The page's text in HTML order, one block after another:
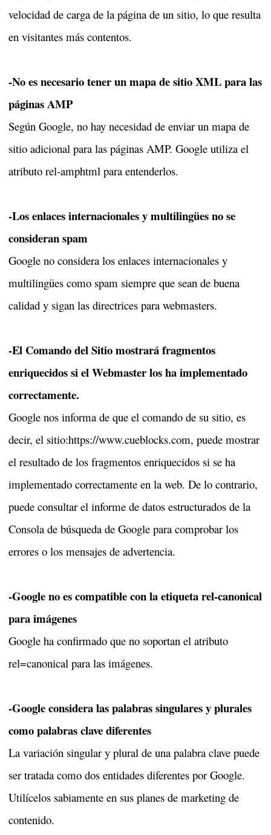
velocidad de carga de la página de un sitio, lo que resulta
en visitantes más contentos.
-No es necesario tener un mapa de sitio XML para las
páginas AMP
Según Google, no hay necesidad de enviar un mapa de
sitio adicional para las páginas AMP. Google utiliza el
atributo rel-amphtml para entenderlos.
-Los enlaces internacionales y multilingües no se
consideran spam
Google no considera los enlaces internacionales y
multilingües como spam siempre que sean de buena
calidad y sigan las directrices para webmasters.
-El Comando del Sitio mostrará fragmentos
enriquecidos si el Webmaster los ha implementado
correctamente.
Google nos informa de que el comando de su sitio, es
decir, el sitio:https://www.cueblocks.com, puede mostrar
el resultado de los fragmentos enriquecidos si se ha
implementado correctamente en la web. De lo contrario,
puede consultar el informe de datos estructurados de la
Consola de búsqueda de Google para comprobar los
errores o los mensajes de advertencia.
-Google no es compatible con la etiqueta rel-canonical
para imágenes
Google ha confirmado que no soportan el atributo
rel=canonical para las imágenes.
-Google considera las palabras singulares y plurales
como palabras clave diferentes
La variación singular y plural de una palabra clave puede
ser tratada como dos entidades diferentes por Google.
Utilícelos sabiamente en sus planes de marketing de
contenido.